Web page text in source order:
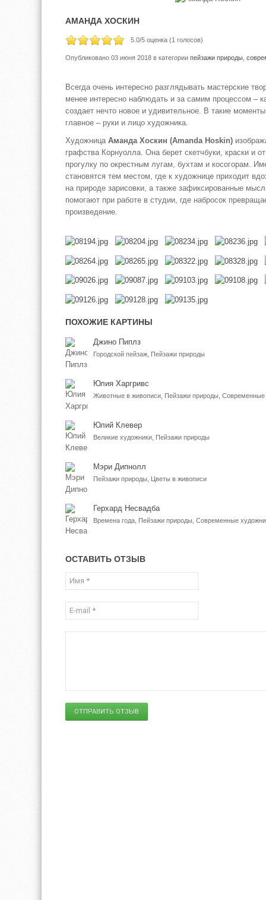
АМАНДА ХОСКИН
5.0/5 оценка (1 голосов)
Опубликовано 03 июня 2018 в категории пейзажи природы
Всегда очень интересно разглядывать мастерские
менее интересно наблюдать и за самим процессом –
создает нечто новое и удивительное. В такие
главное – руки и лицо художника.
Художница Аманда Хоскин (Amanda Hoskin)
графства Корнуолла. Она берет скетчбуки, краски и
прогулку по окрестным лугам, бухтам и косогорам.
становятся тем местом, где к художнице приходит
на природе зарисовки, а также зафиксированные
помогают при работе в студии, где набросок
произведение.
ПОХОЖИЕ КАРТИНЫ
Джино Пиплз
Городской пейзаж, Пейзажи природы
Юлия Харгривс
Юлий Клевер
Великие художники, Пейзажи природы
Мэри Дипнолл
Пейзажи природы, Цветы в живописи
Герхард Несвадба
Времена года, Пейзажи природы, Современные
ОСТАВИТЬ ОТЗЫВ
ОТПРАВИТЬ ОТЗЫВ